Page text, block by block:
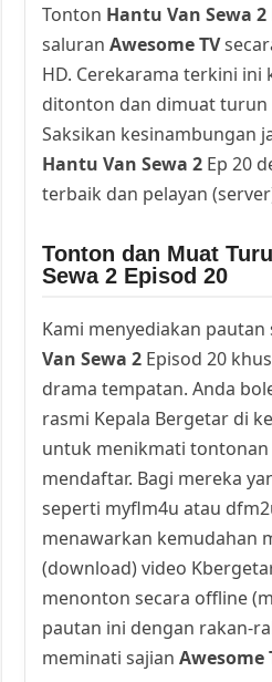
Tonton Hantu Van Sewa 2
saluranAwesome TV
HD. Cerekarama terkini
ditonton dan dimuat turun
Saksikan kesinambungan
Hantu Van Sewa 2 Ep 20
terbaik dan pelayan
Tonton dan Muat
Sewa 2 Episod 20
Kami menyediakan
Van Sewa 2 Episod 20
drama tempatan. Anda
rasmi Kepala Bergetar di
untuk menikmati
mendaftar. Bagi mereka
seperti myflm4u atau
menawarkan kemudahan
(download) video
menonton secara offline
pautan ini dengan rakan-
meminati sajianAwesome